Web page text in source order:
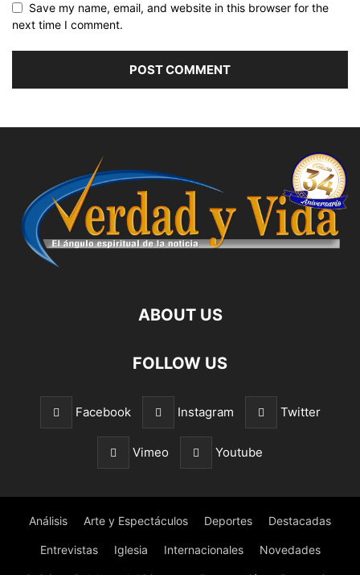
Save my name, email, and website in this browser for the
next time I comment.
ABOUT US
FOLLOW US
Facebook Instagram Twitter
Vimeo Youtube
Análisis Arte y Espectáculos Deportes Destacadas
Entrevistas Iglesia Internacionales Novedades